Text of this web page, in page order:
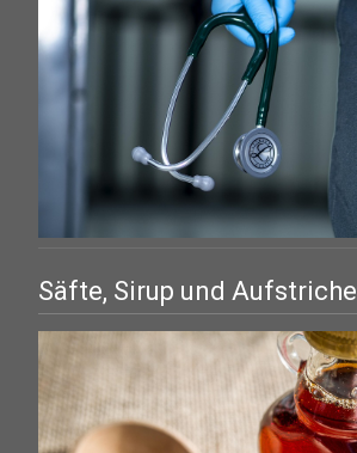
Säfte, Sirup und Aufstriche